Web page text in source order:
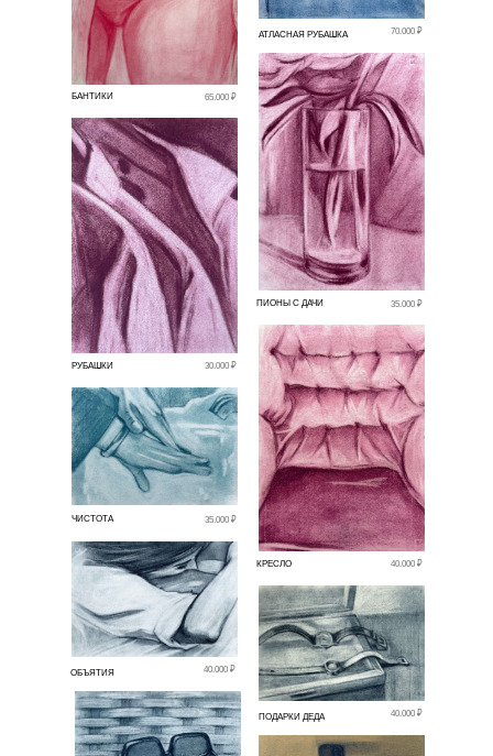
АТЛАСНАЯ РУБАШКА 70.000 ₽
ПИОНЫ С ДАЧИ 35.000 ₽
ЧИСТОТА 35.000 ₽
КРЕСЛО 40.000 ₽
РУБАШКИ 30.000 ₽
ПОДАРКИ ДЕДА 40.000 ₽
ОБЪЯТИЯ 40.000 ₽
БАНТИКИ 65.000 ₽